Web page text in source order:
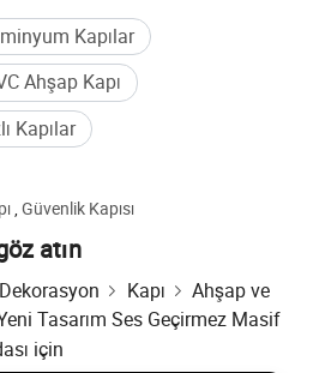
Kapılar
Ahşap Kapı
Kapılar
,Güvenlik Kapısı
atın
Kapı
Ahşap ve
Tasarım Ses Geçirmez Masif
için